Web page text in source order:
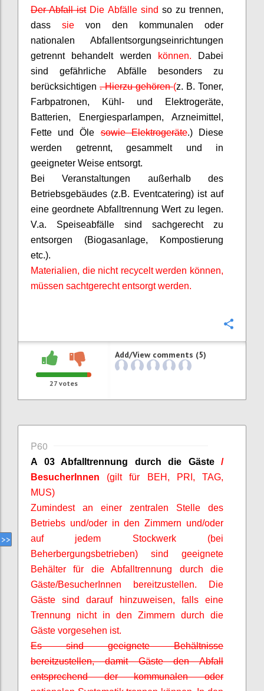
Der Abfall ist Die Abfälle sind so zu trennen,
dass sie von den kommunalen oder
nationalen Abfallentsorgungseinrichtungen
getrennt behandelt werden
können. Dabei
sind gefährliche Abfälle besonders zu
berücksichtigen .Hierzu gehören(z. B. Toner,
Farbpatronen, Kühl- und Elektrogeräte,
Batterien, Energiesparlampen, Arzneimittel,
Fette und Ölesowie Elektrogeräte.) Diese
werden getrennt, gesammelt und in
geeigneter Weise entsorgt.
Bei Veranstaltungen außerhalb des
Betriebsgebäudes (z.B. Eventcatering) ist auf
eine geordnete Abfalltrennung Wert zu legen.
V.a. Speiseabfälle sind sachgerecht zu
entsorgen (Biogasanlage, Kompostierung
etc.).
Materialien, die nicht recycelt werden können,
müssen sachtgerechtentsorgt werden.
27 votes
Add/View comments (5)
P60
A 03 Abfalltrennung durch die Gäste /
BesucherInnen
(gilt für BEH, PRI, TAG,
MUS)
Zumindest an einer zentralen Stelle des
Betriebs und/oder in den Zimmern und/oder
auf jedem Stockwerk (bei
Beherbergungsbetrieben) sind geeignete
Behälter für die Abfalltrennung durch die
Gäste/BesucherInnen bereitzustellen. Die
Gäste sind darauf hinzuweisen, falls eine
Trennung nicht in den Zimmern durch die
Gäste vorgesehen ist.
Es sind geeignete Behältnisse
bereitzustellen, damit Gäste den Abfall
entsprechend der kommunalen oder